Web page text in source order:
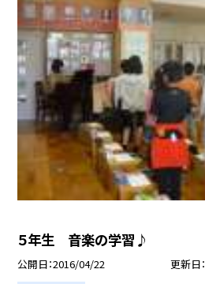
５年生 音楽の学習♪
公開日 2016/04/22 更新日